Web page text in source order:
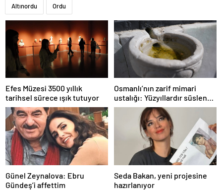
Altınordu Ordu
Efes Müzesi 3500 yıllık
tarihsel sürece ışık tutuyor
Osmanlı’nın zarif mimari
ustalığı: Yüzyıllardır süslenen
kuş sebilleri ve çanakları
Günel Zeynalova: Ebru
Gündeş’i affettim
Seda Bakan, yeni projesine
hazırlanıyor